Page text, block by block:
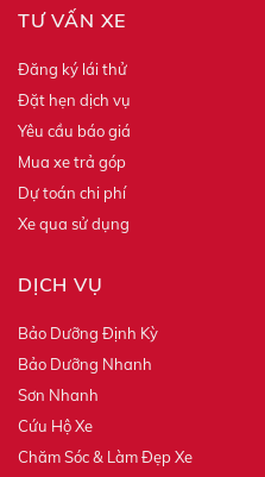
TƯ VẤN XE
Đăng ký lái thử
Đặt hẹn dịch vụ
Yêu cầu báo giá
Mua xe trả góp
Dự toán chi phí
Xe qua sử dụng
DỊCH VỤ
Bảo Dưỡng Định Kỳ
Bảo Dưỡng Nhanh
Sơn Nhanh
Cứu Hộ Xe
Chăm Sóc & Làm Đẹp Xe